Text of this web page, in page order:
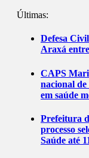
Últimas:
Defesa
Araxá
CAPS
nacional
em saúde
Prefeitura
processo
Saúde até